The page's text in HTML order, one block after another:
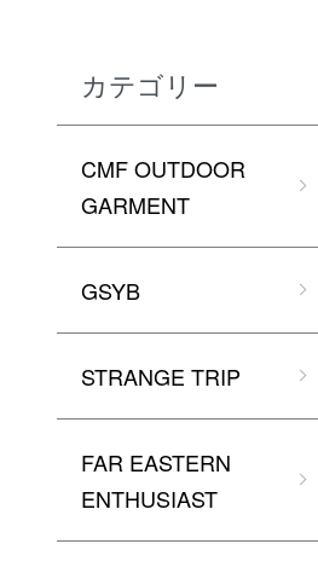
カテゴリー
CMF OUTDOOR
GARMENT
GSYB
STRANGE TRIP
FAR EASTERN
ENTHUSIAST